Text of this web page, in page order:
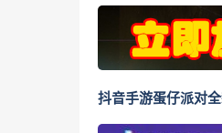
抖音手游蛋仔派对